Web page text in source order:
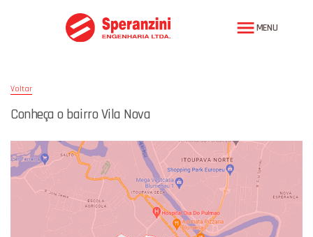
MENU
Voltar
Conheça o bairro Vila Nova